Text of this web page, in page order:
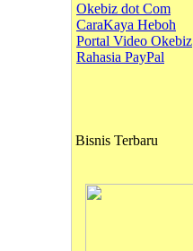
Okebiz dot Com
CaraKaya Heboh
Portal Video Okebiz
Rahasia PayPal
Bisnis Terbaru